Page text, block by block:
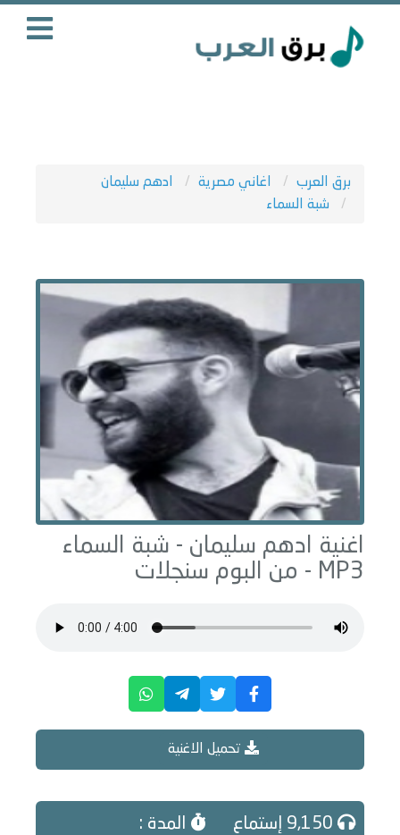
برق العرب اغاني مصرية
ادهم سليمان
شبة السماء
اغنية ادهم سليمان - شبة السماء
MP3 - من البوم
سنجلات
تحميل الاغنية
المدة :